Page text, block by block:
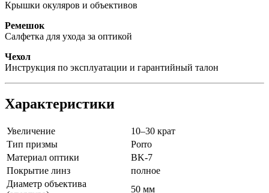
Крышки окуляров и объективов
Ремешок
Салфетка для ухода за оптикой
Чехол
Инструкция по эксплуатации и гарантийный талон
Характеристики
Увеличение
10–30 крат
Тип призмы
Porro
Материал оптики
BK-7
Покрытие линз
полное
Диаметр объектива
50 мм